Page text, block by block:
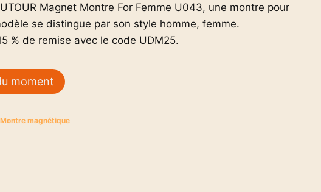
Magnet Montre For Femme U043, une montre pour
se distingue par son style homme, femme.
% de remise avec le code UDM25.
moment
Montre magnétique